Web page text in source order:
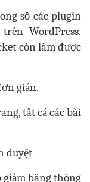
số các plugin
WordPress.
còn làm được
giản.
tất cả các bài
duyệt
giảm băng thông